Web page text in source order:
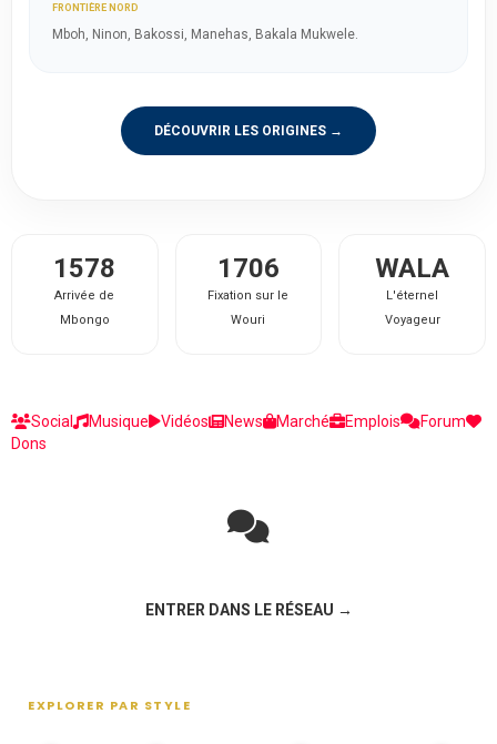
FRONTIÈRE NORD
Mboh, Ninon, Bakossi, Manehas, Bakala Mukwele.
DÉCOUVRIR LES ORIGINES →
1578
Arrivée de
Mbongo
1706
Fixation sur le
Wouri
WALA
L'éternel
Voyageur
Social Musique Vidéos News Marché Emplois
Forum
Dons
ENTRER DANS LE RÉSEAU →
EXPLORER PAR STYLE